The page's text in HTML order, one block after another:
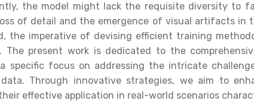
the model might lack the requisite diversity to
of detail and the emergence of visual artifacts in
the imperative of devising efficient training
The present work is dedicated to the
specific focus on addressing the intricate
Through innovative strategies, we aim to
effective application in real-world scenarios